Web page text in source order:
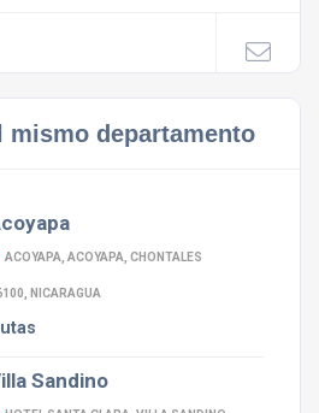
mismo departamento
ACOYAPA, ACOYAPA, CHONTALES
NICARAGUA
Sandino